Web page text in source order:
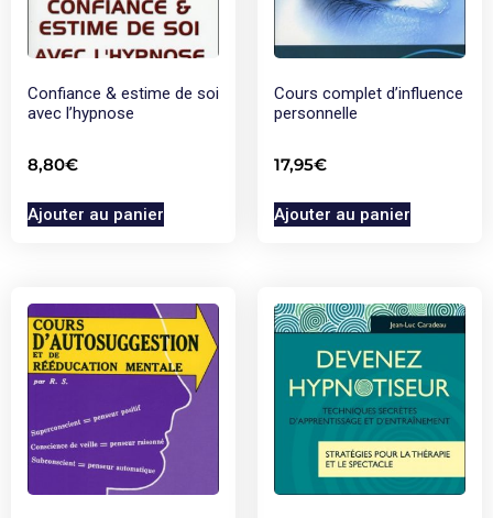
Confiance & estime de soi
avec l’hypnose
8,80€
Ajouter au panier
Cours complet d’influence
personnelle
17,95€
Ajouter au panier